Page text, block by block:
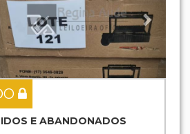
E ABANDONADOS